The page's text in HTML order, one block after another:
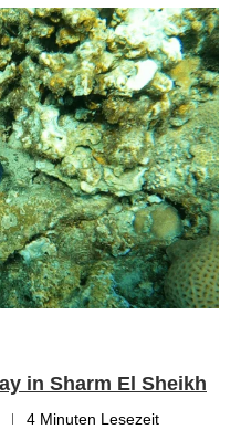
in Sharm El Sheikh
4 Minuten Lesezeit